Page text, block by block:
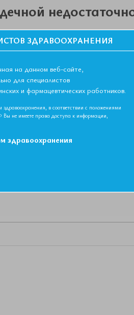
Евразийской Ассоциации
ТОЛЬКО ЧЛЕНАМ
ЕАТ, пожалуйста,авторизируйтесь
ЗДРАВООХРАНЕНИЯ
на данном веб-сайте,
для специалистов
и фармацевтических работников.
в соответствии с положениями
Вы не имеете права доступа к информации,
здравоохранения